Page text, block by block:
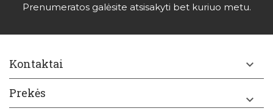
Prenumeratos galėsite atsisakyti bet kuriuo metu.
Kontaktai

Prekės
